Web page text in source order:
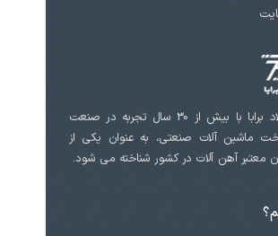
بازرگانی فولاد برابا با بیش از 30 سال تجربه در صنعت
ماشین آلات صنعتی، به عنوان یکی از
معتبر آهن آلات در کشور شناخته می شود.